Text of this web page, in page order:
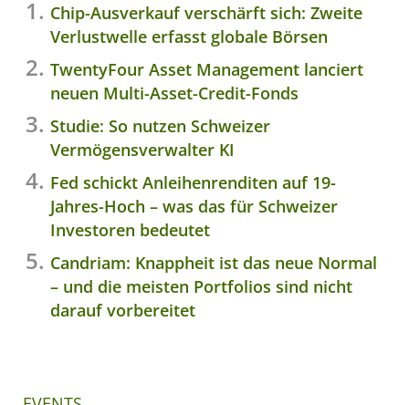
Chip-Ausverkauf verschärft sich: Zweite
Verlustwelle erfasst globale Börsen
TwentyFour Asset Management lanciert
neuen Multi-Asset-Credit-Fonds
Studie: So nutzen Schweizer
Vermögensverwalter KI
Fed schickt Anleihenrenditen auf 19-
Jahres-Hoch – was das für Schweizer
Investoren bedeutet
Candriam: Knappheit ist das neue Normal
– und die meisten Portfolios sind nicht
darauf vorbereitet